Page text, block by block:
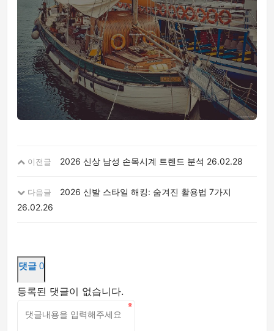
이전글 2026 신상 남성 손목시계 트렌드 분석 26.02.28
다음글
2026 신발 스타일 해킹: 숨겨진 활용법 7가지
26.02.26
댓글 0
등록된 댓글이 없습니다.